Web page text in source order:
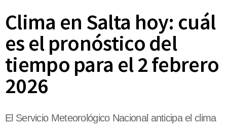
Clima en Salta hoy: cuál
es el pronóstico del
tiempo para el 2 febrero
2026
El Servicio Meteorológico Nacional anticipa el clima